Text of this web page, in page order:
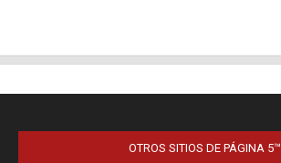
OTROS SITIOS DE PÁGINA 5™